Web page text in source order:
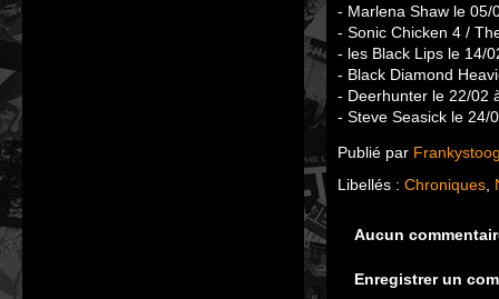
- Marlena Shaw le 05/
- Sonic Chicken 4 /
- les Black Lips le 14/
- Black Diamond
- Deerhunter le 22/02
- Steve Seasick le 24/
Publié par
Libellés : Chroniques
Aucun
Enregistrer un